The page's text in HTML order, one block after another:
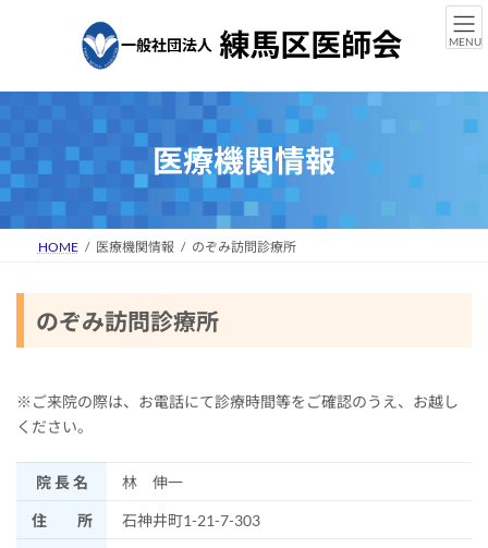
ツ
キ
ッ
プ
シ
に
移
動
医療機関情報
HOME 医療機関情報 のぞみ訪問診療所
のぞみ訪問診療所
※ご来院の際は、お電話にて診療時間等をご確認のうえ、お越し
ください。
院 長 名 林 伸一
住 所 石神井町1-21-7-303
MENU